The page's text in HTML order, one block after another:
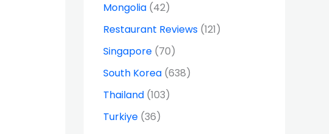
Mongolia (42)
Restaurant Reviews (121)
Singapore (70)
South Korea (638)
Thailand (103)
Turkiye (36)